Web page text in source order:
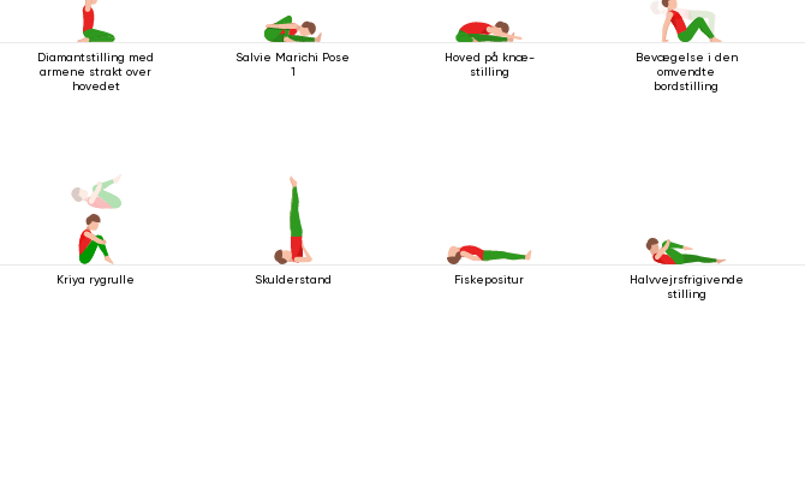
Diamantstilling med
armene strakt over
hovedet
Salvie Marichi Pose
1
Hoved på knæ-
stilling
Bevægelse i den
omvendte
bordstilling
Kriya rygrulle Skulderstand Fiskepositur
Halvvejrsfrigivende
stilling